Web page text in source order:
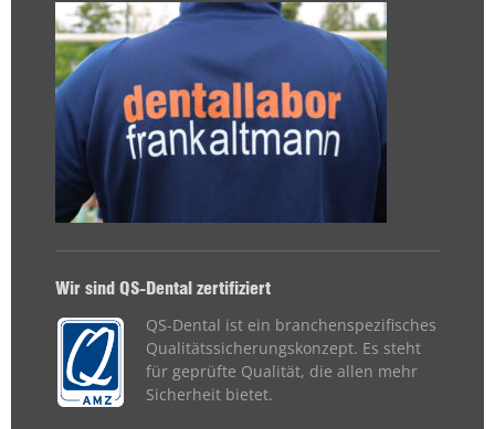
Wir sind QS-Dental zertifiziert
QS-Dental ist ein branchenspezifisches
Qualitätssicherungskonzept. Es steht
für geprüfte Qualität, die allen mehr
Sicherheit bietet.